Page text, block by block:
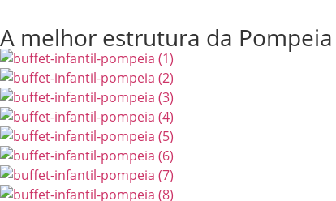
A melhor estrutura da Pompeia